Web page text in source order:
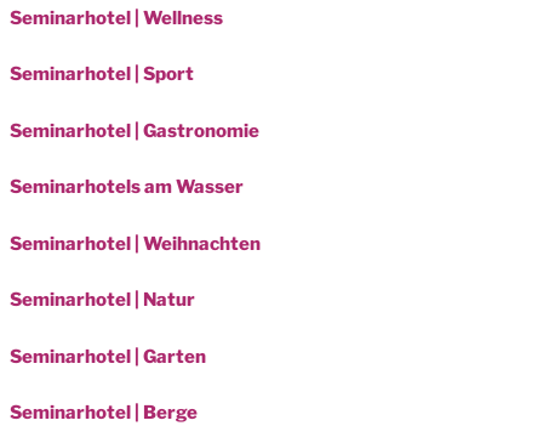
Seminarhotel | Wellness
Seminarhotel | Sport
Seminarhotel | Gastronomie
Seminarhotels am Wasser
Seminarhotel | Weihnachten
Seminarhotel | Natur
Seminarhotel | Garten
Seminarhotel | Berge